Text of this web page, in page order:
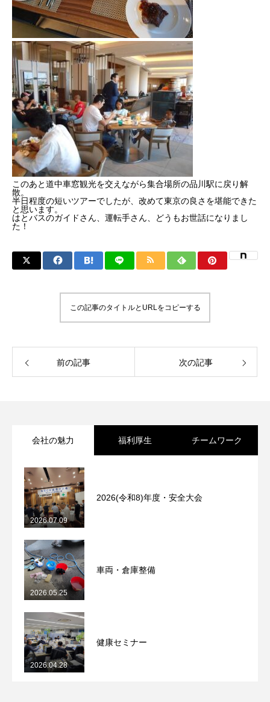
このあと道中車窓観光を交えながら集合場所の品川駅に戻り解
散。
半日程度の短いツアーでしたが、改めて東京の良さを堪能できた
と思います。
はとバスのガイドさん、運転手さん、どうもお世話になりまし
た！
この記事のタイトルとURLをコピーする
前の記事 次の記事
会社の魅力 福利厚生 チームワーク
2026(令和8)年度・安全大会
2026.07.09
車両・倉庫整備
2026.05.25
健康セミナー
2026.04.28